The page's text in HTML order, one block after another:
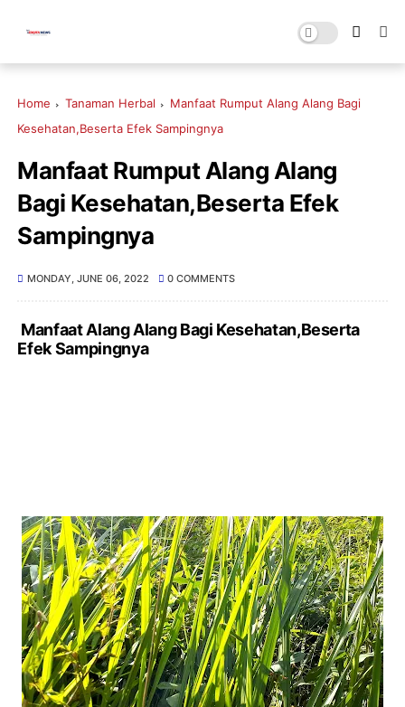
Home Tanaman Herbal
Manfaat Rumput Alang Alang Bagi
Kesehatan,Beserta Efek Sampingnya
Manfaat Rumput Alang Alang
Bagi Kesehatan,Beserta Efek
Sampingnya
MONDAY, JUNE 06, 2022 0 COMMENTS
Manfaat Alang Alang Bagi Kesehatan,Beserta
Efek Sampingnya